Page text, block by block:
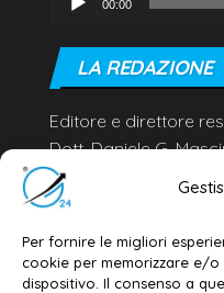
Per fornire le migliori
cookie per memorizzare e/
dispositivo. Il consenso a
00:00
LA REDAZIONE
Editore e direttore
Dott. Daniele G.
Email:
Privacy policy–